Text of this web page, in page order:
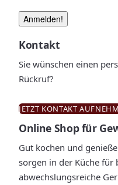
Kontakt
Sie wünschen einen
Rückruf?
JETZT KONTAKT
Online Shop für
Gut kochen und
sorgen in der Küche für
abwechslungsreiche